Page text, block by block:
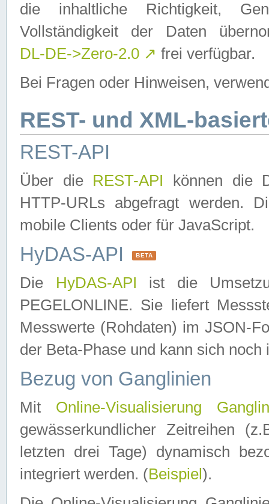
die inhaltliche Richtigkeit,
Vollständigkeit der Daten
DL-DE->Zero-2.0 ↗ frei verfügbar.
Bei Fragen oder Hinweisen,
REST- und XML-
REST-API
Über die REST-API können die
HTTP-URLs abgefragt werden.
mobile Clients oder für JavaScript.
HyDAS-API BETA
Die HyDAS-API ist die
PEGELONLINE. Sie liefert
Messwerte (Rohdaten) im JSON-
der Beta-Phase und kann sich noch
Bezug von Ganglinien
Mit Online-Visualisierung
gewässerkundlicher Zeitreihen
letzten drei Tage) dynamisch
integriert werden. (Beispiel ).